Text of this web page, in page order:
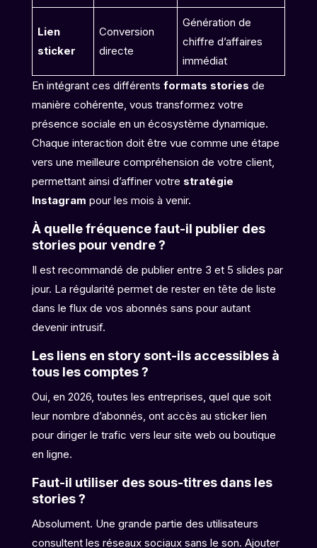
Lien
sticker
Conversion
directe
Génération de
chiffre d’affaires
immédiat
En intégrant ces différents formats stories de
manière cohérente, vous transformez votre
présence sociale en un écosystème dynamique.
Chaque interaction doit être vue comme une étape
vers une meilleure compréhension de votre client,
permettant ainsi d’affiner votre stratégie
Instagram pour les mois à venir.
À quelle fréquence faut-il publier des
stories pour vendre ?
Il est recommandé de publier entre 3 et 5 slides par
jour. La régularité permet de rester en tête de liste
dans le flux de vos abonnés sans pour autant
devenir intrusif.
Les liens en story sont-ils accessibles à
tous les comptes ?
Oui, en 2026, toutes les entreprises, quel que soit
leur nombre d’abonnés, ont accès au sticker lien
pour diriger le trafic vers leur site web ou boutique
en ligne.
Faut-il utiliser des sous-titres dans les
stories ?
Absolument. Une grande partie des utilisateurs
consultent les réseaux sociaux sans le son. Ajouter